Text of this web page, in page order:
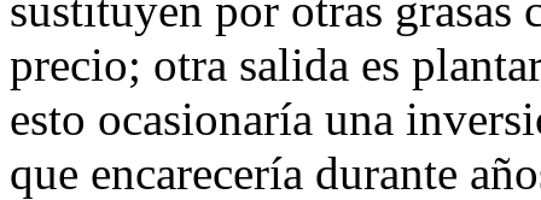
precio; otra salida es
esto ocasionaría una
que encarecería durante